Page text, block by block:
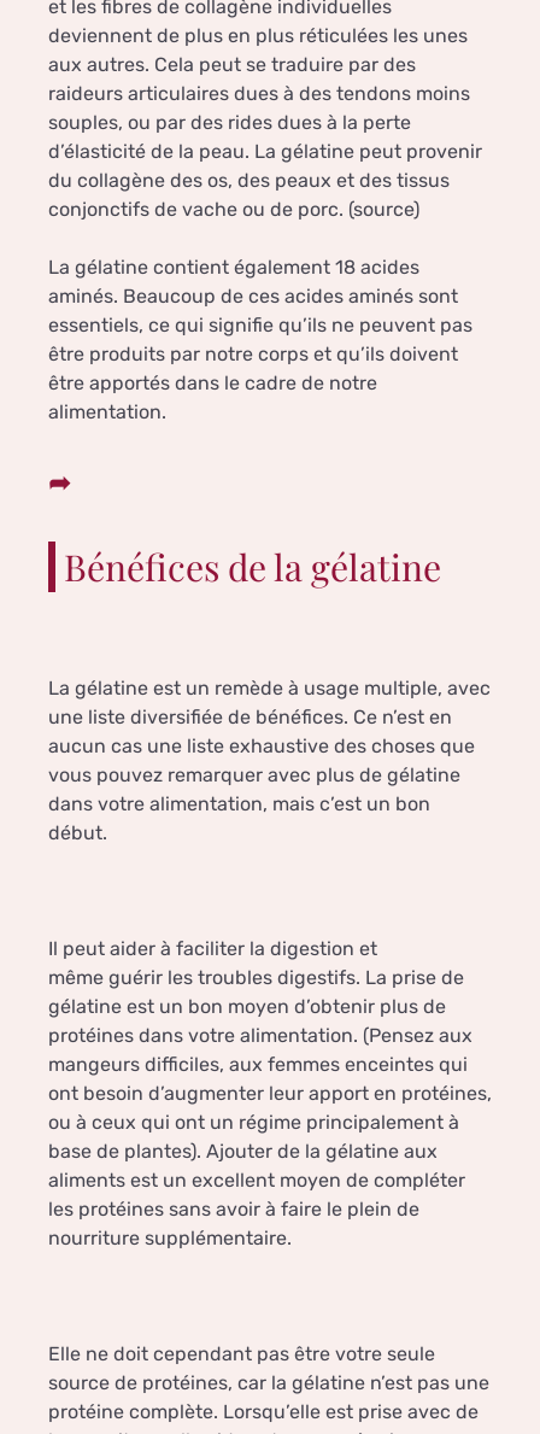
et les fibres de collagène individuelles
deviennent de plus en plus réticulées les unes
aux autres. Cela peut se traduire par des
raideurs articulaires dues à des tendons moins
souples, ou par des rides dues à la perte
d’élasticité de la peau. La gélatine peut provenir
du collagène des os, des peaux et des tissus
conjonctifs de vache ou de porc. (source)
La gélatine contient également 18 acides
aminés. Beaucoup de ces acides aminés sont
essentiels, ce qui signifie qu’ils ne peuvent pas
être produits par notre corps et qu’ils doivent
être apportés dans le cadre de notre
alimentation.
Bénéfices de la gélatine
La gélatine est un remède à usage multiple, avec
une liste diversifiée de bénéfices. Ce n’est en
aucun cas une liste exhaustive des choses que
vous pouvez remarquer avec plus de gélatine
dans votre alimentation, mais c’est un bon
début.
Il peut aider à faciliter la digestion et
même guérir les troubles digestifs. La prise de
gélatine est un bon moyen d’obtenir plus de
protéines dans votre alimentation. (Pensez aux
mangeurs difficiles, aux femmes enceintes qui
ont besoin d’augmenter leur apport en protéines,
ou à ceux qui ont un régime principalement à
base de plantes). Ajouter de la gélatine aux
aliments est un excellent moyen de compléter
les protéines sans avoir à faire le plein de
nourriture supplémentaire.
Elle ne doit cependant pas être votre seule
source de protéines, car la gélatine n’est pas une
protéine complète. Lorsqu’elle est prise avec de